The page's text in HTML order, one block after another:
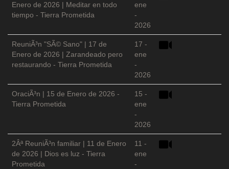
Enero de 2026 | Meditar en todo
tiempo - Tierra Prometida
ene
-
2026
ReuniÃ³n "SÃ© Sano" | 17 de
Enero de 2026 | Zarandeado pero
restaurando - Tierra Prometida
17 -
ene
-
2026
OraciÃ³n | 15 de Enero de 2026 -
Tierra Prometida
15 -
ene
-
2026
2Âª ReuniÃ³n familiar | 11 de Enero
de 2026 | Dios es luz - Tierra
Prometida
11 -
ene
-